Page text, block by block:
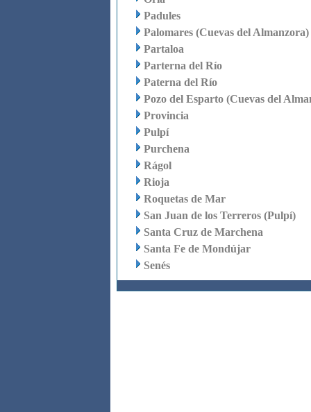
Padules
Palomares (Cuevas del Almanzora)
Partaloa
Parterna del Río
Paterna del Río
Pozo del Esparto (Cuevas del
Provincia
Pulpí
Purchena
Rágol
Rioja
Roquetas de Mar
San Juan de los Terreros (Pulpí)
Santa Cruz de Marchena
Santa Fe de Mondújar
Senés